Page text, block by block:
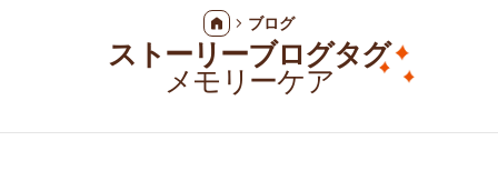
ブログ
ストーリーブログタグ
メモリーケア